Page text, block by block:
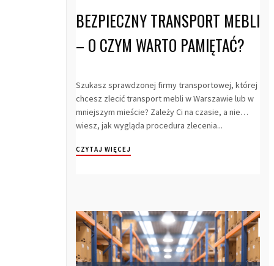
BEZPIECZNY TRANSPORT MEBLI
– O CZYM WARTO PAMIĘTAĆ?
Szukasz sprawdzonej firmy transportowej, której
chcesz zlecić transport mebli w Warszawie lub w
mniejszym mieście? Zależy Ci na czasie, a nie
wiesz, jak wygląda procedura zlecenia...
CZYTAJ WIĘCEJ